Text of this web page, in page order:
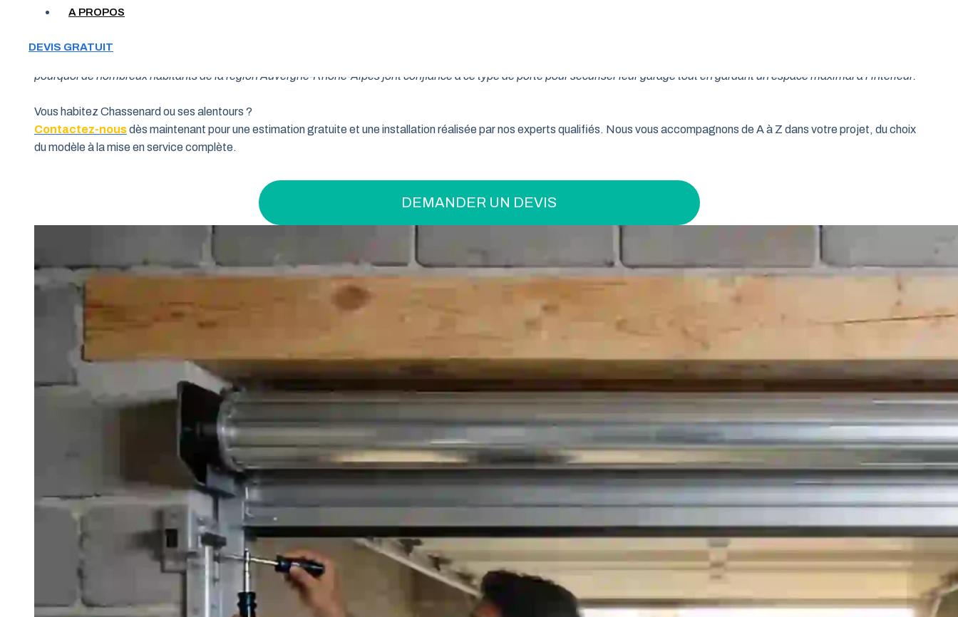
A PROPOS
DEVIS GRATUIT
pourquoi de nombreux habitants de la région Auvergne-Rhône-Alpes font confiance à ce type de porte pour sécuriser leur garage tout en gardant un espace maximal à l’intérieur.
Vous habitez Chassenard ou ses alentours ?
Contactez-nousdès maintenant pour une estimation gratuite et une installation réalisée par nos experts qualifiés. Nous vous accompagnons de A à Z dans votre projet, du choix
du modèle à la mise en service complète.
DEMANDER UN DEVIS